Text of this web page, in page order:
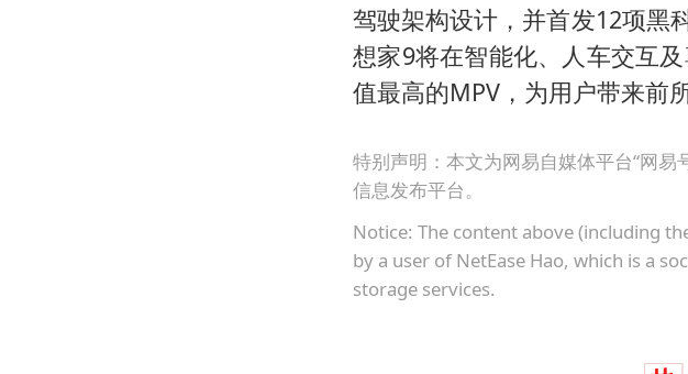
驾驶架构设计，并首发12项黑
想家9将在智能化、人车交互
值最高的MPV，为用户带来前
特别声明：本文为网易自媒体平台“网
信息发布平台。
Notice: The content above (including
by a user of NetEase Hao, which is a
storage services.